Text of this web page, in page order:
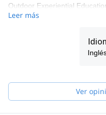
Outdoor Experiential
University. He has instructed
2012. Certifications:
Leader (AHGA), Single Pitch
Kento Okamura – Mt. Fuji
Born and raised in Japan,
Leer más
Ver